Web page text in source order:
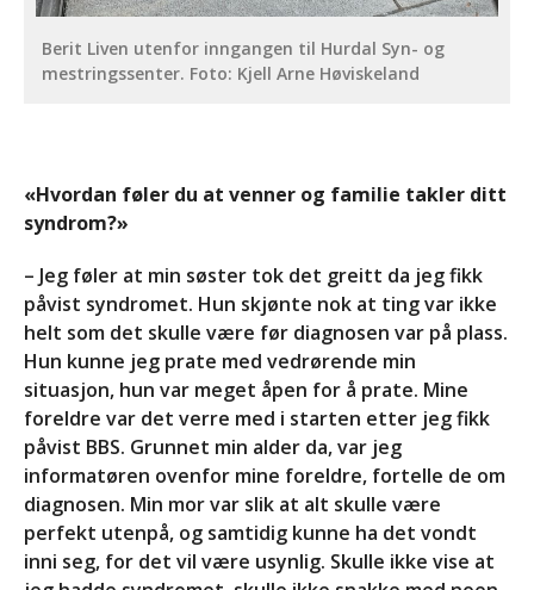
Berit Liven utenfor inngangen til Hurdal Syn- og
mestringssenter. Foto: Kjell Arne Høviskeland
«Hvordan føler du at venner og familie takler ditt
syndrom?»
– Jeg føler at min søster tok det greitt da jeg fikk
påvist syndromet. Hun skjønte nok at ting var ikke
helt som det skulle være før diagnosen var på plass.
Hun kunne jeg prate med vedrørende min
situasjon, hun var meget åpen for å prate. Mine
foreldre var det verre med i starten etter jeg fikk
påvist BBS. Grunnet min alder da, var jeg
informatøren ovenfor mine foreldre, fortelle de om
diagnosen. Min mor var slik at alt skulle være
perfekt utenpå, og samtidig kunne ha det vondt
inni seg, for det vil være usynlig. Skulle ikke vise at